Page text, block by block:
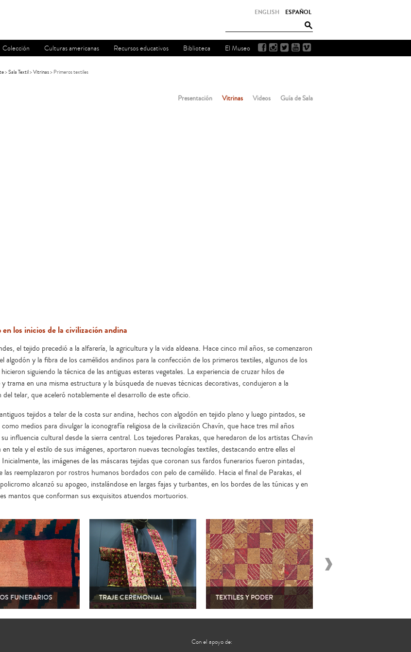
ESPAÑOL
ENGLISH
Colección Culturas americanas Recursos educativos Biblioteca El Museo
>Sala Textil>Vitrinas> Primeros textiles
Presentación Vitrinas Videos Guía de Sala
los inicios de la civilización andina
el tejido precedió a la alfarería, la agricultura y la vida aldeana. Hace cinco mil años, se comenzaron
algodón y la fibra de los camélidos andinos para la confección de los primeros textiles, algunos de los
siguiendo la técnica de las antiguas esteras vegetales. La experiencia de cruzar hilos de
trama en una misma estructura y la búsqueda de nuevas técnicas decorativas, condujeron a la
del telar, que aceleró notablemente el desarrollo de este oficio.
tejidos a telar de la costa sur andina, hechos con algodón en tejido plano y luego pintados, se
medios para divulgar la iconografía religiosa de la civilización Chavín, que hace tres mil años
influencia cultural desde la sierra central. Los tejedores Parakas, que heredaron de los artistas Chavín
en tela y el estilo de sus imágenes, aportaron nuevas tecnologías textiles, destacando entre ellas el
las imágenes de las máscaras tejidas que coronan sus fardos funerarios fueron pintadas,
las reemplazaron por rostros humanos bordados con pelo de camélido. Hacia el final de Parakas, el
alcanzó su apogeo, instalándose en largas fajas y turbantes, en los bordes de las túnicas y en
mantos que conforman sus exquisitos atuendos mortuorios.
FUNERARIOS TRAJE CEREMONIAL TEXTILES Y PODER
Con el apoyo de: